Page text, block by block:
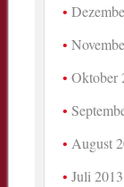
Oktober
August
Juli 2013